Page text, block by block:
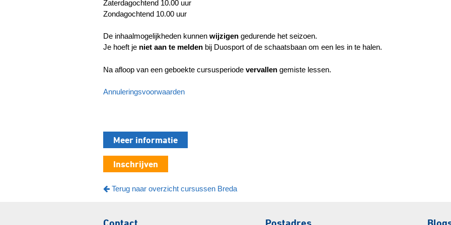
Zaterdagochtend 10.00 uur
Zondagochtend 10.00 uur
De inhaalmogelijkheden kunnen wijzigen gedurende het seizoen.
Je hoeft je niet aan te melden bij Duosport of de schaatsbaan om een les in te halen.
Na afloop van een geboekte cursusperiode vervallen gemiste lessen.
Annuleringsvoorwaarden
Meer informatie
Inschrijven
Terug naar overzicht cursussen Breda